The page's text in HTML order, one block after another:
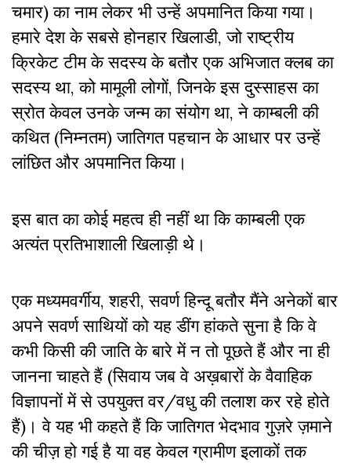
चमार) का नाम लेकर भी उन्हें अपमानित किया गया।
हमारे देश के सबसे होनहार खिलाडी, जो राष्ट्रीय
क्रिकेट टीम के सदस्य के बतौर एक अभिजात क्लब का
सदस्य था, को मामूली लोगों, जिनके इस दुस्साहस का
स्रोत केवल उनके जन्म का संयोग था, ने काम्बली की
कथित (निम्नतम) जातिगत पहचान के आधार पर उन्हें
लांछित और अपमानित किया।
इस बात का कोई महत्व ही नहीं था कि काम्बली एक
अत्यंत प्रतिभाशाली खिलाड़ी थे।
एक मध्यमवर्गीय, शहरी, सवर्ण हिन्दू बतौर मैंने अनेकों बार
अपने सवर्ण साथियों को यह डींग हांकते सुना है कि वे
कभी किसी की जाति के बारे में न तो पूछते हैं और ना ही
जानना चाहते हैं (सिवाय जब वे अख़बारों के वैवाहिक
विज्ञापनों में से उपयुक्त वर/वधु की तलाश कर रहे होते
हैं)। वे यह भी कहते हैं कि जातिगत भेदभाव गुज़रे ज़माने
की चीज़ हो गई है या वह केवल ग्रामीण इलाकों तक